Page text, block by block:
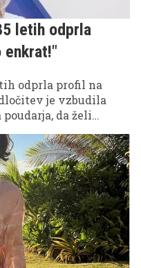
letih odprla
enkrat!"
odprla profil na
je vzbudila
da želi
ne pa za